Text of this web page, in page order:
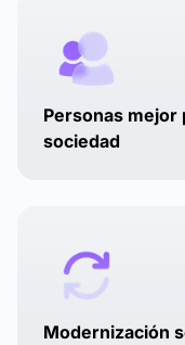
Personas mejor
sociedad
Modernización